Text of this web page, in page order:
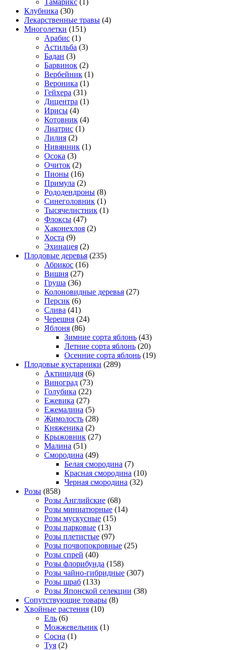
Тамарикс (1)
Клубника (30)
Лекарственные травы (4)
Многолетки (151)
Арабис (1)
Астильба (3)
Бадан (3)
Барвинок (2)
Вербейник (1)
Вероника (1)
Гейхера (31)
Дицентра (1)
Ирисы (4)
Котовник (4)
Лиатрис (1)
Лилия (2)
Нивянник (1)
Осока (3)
Очиток (2)
Пионы (16)
Примула (2)
Рододендроны (8)
Синеголовник (1)
Тысячелистник (1)
Флоксы (47)
Хаконехлоя (2)
Хоста (9)
Эхинацея (2)
Плодовые деревья (235)
Абрикос (16)
Вишня (27)
Груша (36)
Колоновидные деревья (27)
Персик (6)
Слива (41)
Черешня (24)
Яблоня (86)
Зимние сорта яблонь (43)
Летние сорта яблонь (20)
Осенние сорта яблонь (19)
Плодовые кустарники (289)
Актинидия (6)
Виноград (73)
Голубика (22)
Ежевика (27)
Ежемалина (5)
Жимолость (28)
Княженика (2)
Крыжовник (27)
Малина (51)
Смородина (49)
Белая смородина (7)
Красная смородина (10)
Черная смородина (32)
Розы (858)
Розы Английские (68)
Розы миниатюрные (14)
Розы мускусные (15)
Розы парковые (13)
Розы плетистые (97)
Розы почвопокровные (25)
Розы спрей (40)
Розы флорибунда (158)
Розы чайно-гибридные (307)
Розы шраб (133)
Розы Японской селекции (38)
Сопутствующие товары (8)
Хвойные растения (10)
Ель (6)
Можжевельник (1)
Сосна (1)
Туя (2)